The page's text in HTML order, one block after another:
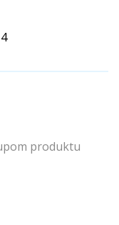
produktu